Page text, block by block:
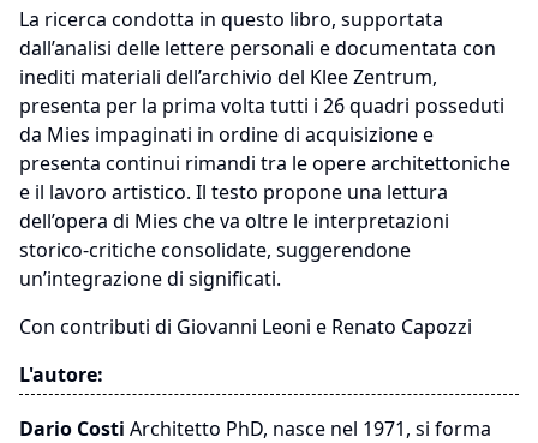
La ricerca condotta in questo libro, supportata
dall’analisi delle lettere personali e documentata con
inediti materiali dell’archivio del Klee Zentrum,
presenta per la prima volta tutti i 26 quadri posseduti
da Mies impaginati in ordine di acquisizione e
presenta continui rimandi tra le opere architettoniche
e il lavoro artistico. Il testo propone una lettura
dell’opera di Mies che va oltre le interpretazioni
storico-critiche consolidate, suggerendone
un’integrazione di significati.
Con contributi di Giovanni Leoni e Renato Capozzi
L'autore:
Dario Costi Architetto PhD, nasce nel 1971, si forma